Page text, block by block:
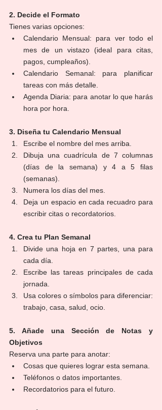
2. Decide el Formato
Tienes varias opciones:
Calendario Mensual: para ver todo el
mes de un vistazo (ideal para citas,
pagos, cumpleaños).
Calendario Semanal: para planificar
tareas con más detalle.
Agenda Diaria: para anotar lo que harás
hora por hora.
3. Diseña tu Calendario Mensual
Escribe el nombre del mes arriba.
Dibuja una cuadrícula de 7 columnas
(días de la semana) y 4 a 5 filas
(semanas).
Numera los días del mes.
Deja un espacio en cada recuadro para
escribir citas o recordatorios.
4. Crea tu Plan Semanal
Divide una hoja en 7 partes, una para
cada día.
Escribe las tareas principales de cada
jornada.
Usa colores o símbolos para diferenciar:
trabajo, casa, salud, ocio.
5. Añade una Sección de Notas y
Objetivos
Reserva una parte para anotar:
Cosas que quieres lograr esta semana.
Teléfonos o datos importantes.
Recordatorios para el futuro.